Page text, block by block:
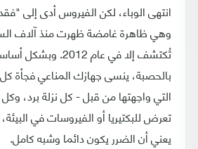
انتهى الوباء، لكن الفيروس أدى إلى
وهي ظاهرة غامضة ظهرت منذ آلاف
تُكتشف إلا في عام
بالحصبة، ينسى جهازك المناعي فجأة
التي واجهتها من قبل - كل نزلة برد، وكل
تعرض للبكتيريا أو الفيروسات في
يعني أن الضرر يكون دائما وشبه كامل.